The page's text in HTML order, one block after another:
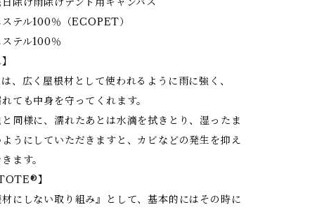
テル100％（ECOPET）
テル100％
、広く屋根材として使われるように雨に強く、
ても中身を守ってくれます。
同様に、濡れたあとは水滴を拭きとり、湿ったま
うにしていただきますと、カビなどの発生を抑え
ます。
】
材にしない取り組み』として、基本的にはその時に